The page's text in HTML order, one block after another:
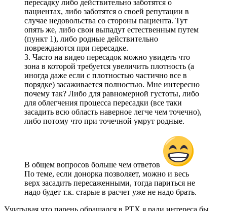
пересадку либо действительно заботятся о
пациентах, либо заботятся о своей репутации в
случае недовольства со стороны пациента. Тут
опять же, либо свои выпадут естественным путем
(пункт 1), либо родные действительно
повреждаются при пересадке.
3. Часто на видео пересадок можно увидеть что
зона в которой требуется увеличить плотность (а
иногда даже если с плотностью частично все в
порядке) засаживается полностью. Мне интересно
почему так? Либо для равномерной густоты, либо
для облегчения процесса пересадки (все таки
засадить всю область наверное легче чем точечно),
либо потому что при точечной умрут родные.
В общем вопросов больше чем ответов
По теме, если донорка позволяет, можно и весь
верх засадить пересаженными, тогда париться не
надо будет т.к. старые в расчет уже не надо брать.
Учитывая что парень обращался в РТХ я ради интереса бы